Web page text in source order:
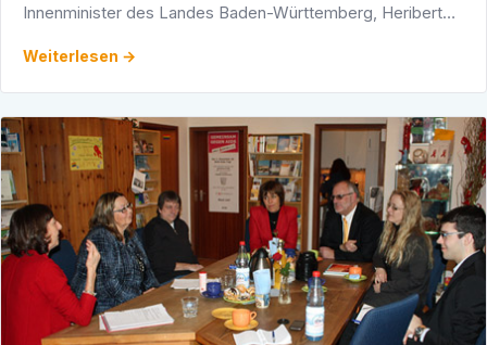
Innenminister des Landes Baden-Württemberg, Heribert
hierbei auch …
Weiterlesen →